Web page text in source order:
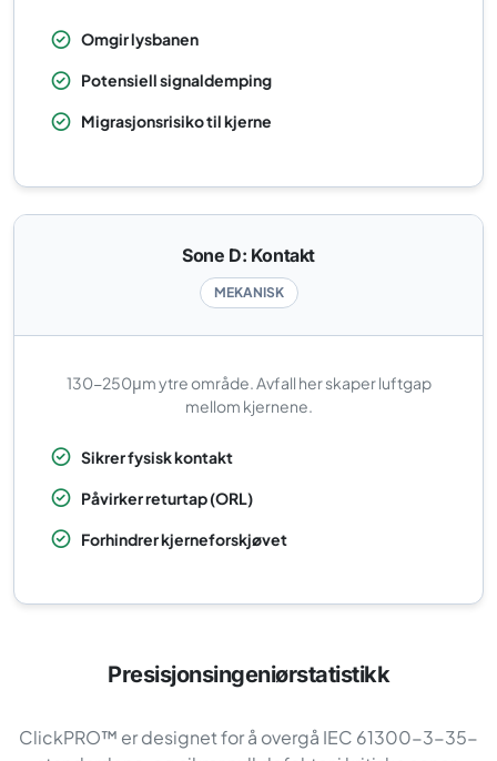
Omgir lysbanen
Potensiell signaldemping
Migrasjonsrisiko til kjerne
Sone D: Kontakt
MEKANISK
130-250μm ytre område. Avfall her skaper luftgap
mellom kjernene.
Sikrer fysisk kontakt
Påvirker returtap (ORL)
Forhindrer kjerneforskjøvet
Presisjonsingeniørstatistikk
ClickPRO™ er designet for å overgå IEC 61300-3-35-